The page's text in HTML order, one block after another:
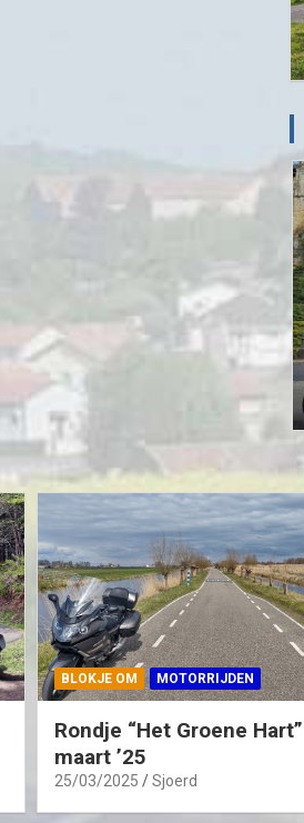
UITGELICHT
’23 – Zaanse
BLOKJE OM MOTORRIJDEN
Rondje “Het Groene
maart ’25
25/03/2025 Sjoerd